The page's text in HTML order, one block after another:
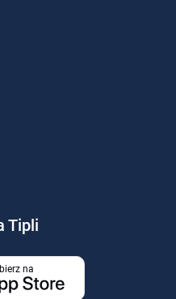
Tipli
na